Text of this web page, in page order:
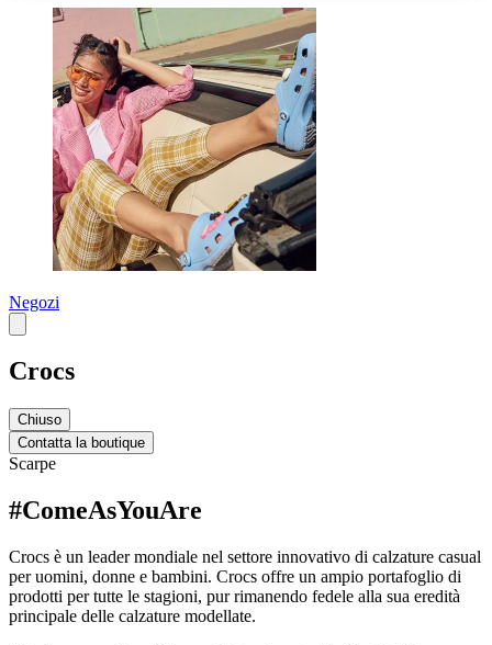
Negozi
Crocs
Chiuso
Contatta la boutique
Scarpe
#ComeAsYouAre
Crocs è un leader mondiale nel settore innovativo di calzature casual
per uomini, donne e bambini. Crocs offre un ampio portafoglio di
prodotti per tutte le stagioni, pur rimanendo fedele alla sua eredità
principale delle calzature modellate.